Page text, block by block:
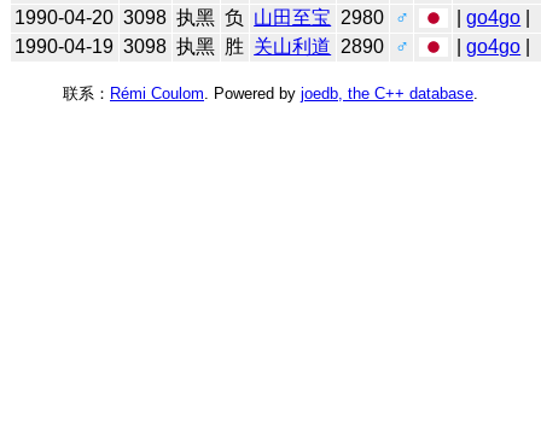
1990-04-20 3098 执黑 负 山田至宝 2980 ♂ |go4go
1990-04-19 3098 执黑 胜 关山利道 2890 ♂ |go4go
联系： Rémi Coulom . Powered by joedb, the C++ database